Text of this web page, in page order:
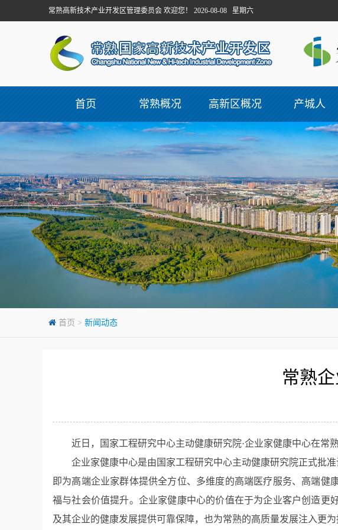
常熟高新技术产业开发区管理委员会 欢迎您！ 2026-08-08 星期六
首页 常熟概况 高新区概况 产城人
首页 > 新闻动态
常熟
近日，国家工程研究中心主动健康研究院·企业家健康中心在常
企业家健康中心是由国家工程研究中心主动健康研究院正式批
即为高端企业家群体提供全方位、多维度的高端医疗服务、高端
福与社会价值提升。企业家健康中心的价值在于为企业客户创造
及其企业的健康发展提供可靠保障，也为常熟的高质量发展注入更为